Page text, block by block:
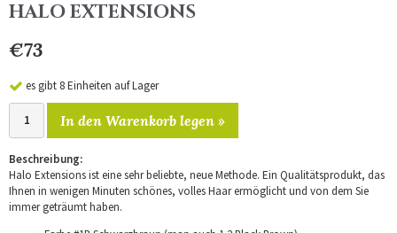
HALO EXTENSIONS
€73
es gibt 8 Einheiten auf Lager
In den Warenkorb legen »
Beschreibung:
Halo Extensions ist eine sehr beliebte, neue Methode. Ein Qualitätsprodukt, das
Ihnen in wenigen Minuten schönes, volles Haar ermöglicht und von dem Sie
immer geträumt haben.